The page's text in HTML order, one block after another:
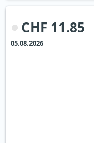
CHF 11.85
05.08.2026